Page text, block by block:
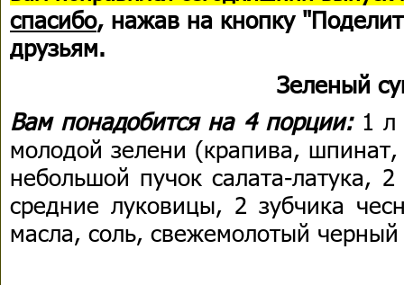
спасибо, нажав на кнопку
друзьям.
Зеленый
Вам понадобится на 4 порции: 1 л
молодой зелени (крапива,
небольшой пучок салата-латука,
средние луковицы, 2 зубчика
масла, соль, свежемолотый